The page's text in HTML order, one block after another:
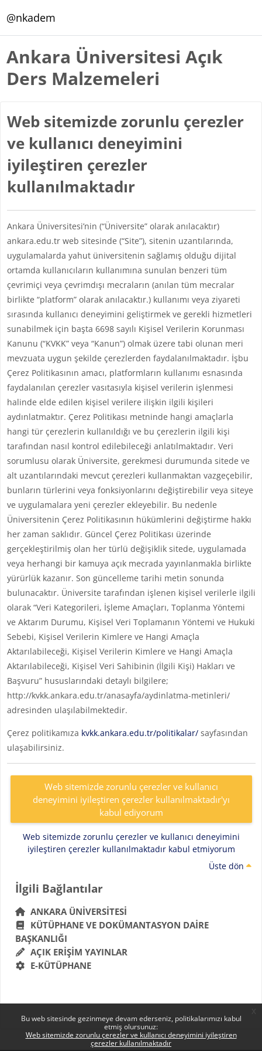
Bu web sitesinde gezinmeye devam ederseniz, politikalarımızı kabul
etmiş olursunuz:
Web sitemizde zorunlu çerezler ve kullanıcı deneyimini iyileştiren
çerezler kullanılmaktadır
@nkadem
Ankara Üniversitesi Açık
Ders Malzemeleri
Web sitemizde zorunlu çerezler
ve kullanıcı deneyimini
iyileştiren çerezler
kullanılmaktadır
Ankara Üniversitesi’nin (“Üniversite” olarak anılacaktır)
ankara.edu.tr web sitesinde (“Site”), sitenin uzantılarında,
uygulamalarda yahut üniversitenin sağlamış olduğu dijital
ortamda kullanıcıların kullanımına sunulan benzeri tüm
çevrimiçi veya çevrimdışı mecraların (anılan tüm mecralar
birlikte “platform” olarak anılacaktır.) kullanımı veya ziyareti
sırasında kullanıcı deneyimini geliştirmek ve gerekli hizmetleri
sunabilmek için başta 6698 sayılı Kişisel Verilerin Korunması
Kanunu (“KVKK” veya “Kanun”) olmak üzere tabi olunan meri
mevzuata uygun şekilde çerezlerden faydalanılmaktadır. İşbu
Çerez Politikasının amacı, platformların kullanımı esnasında
faydalanılan çerezler vasıtasıyla kişisel verilerin işlenmesi
halinde elde edilen kişisel verilere ilişkin ilgili kişileri
aydınlatmaktır. Çerez Politikası metninde hangi amaçlarla
hangi tür çerezlerin kullanıldığı ve bu çerezlerin ilgili kişi
tarafından nasıl kontrol edilebileceği anlatılmaktadır. Veri
sorumlusu olarak Üniversite, gerekmesi durumunda sitede ve
alt uzantılarındaki mevcut çerezleri kullanmaktan vazgeçebilir,
bunların türlerini veya fonksiyonlarını değiştirebilir veya siteye
ve uygulamalara yeni çerezler ekleyebilir. Bu nedenle
Üniversitenin Çerez Politikasının hükümlerini değiştirme hakkı
her zaman saklıdır. Güncel Çerez Politikası üzerinde
gerçekleştirilmiş olan her türlü değişiklik sitede, uygulamada
veya herhangi bir kamuya açık mecrada yayınlanmakla birlikte
yürürlük kazanır. Son güncelleme tarihi metin sonunda
bulunacaktır. Üniversite tarafından işlenen kişisel verilerle ilgili
olarak “Veri Kategorileri, İşleme Amaçları, Toplanma Yöntemi
ve Aktarım Durumu, Kişisel Veri Toplamanın Yöntemi ve Hukuki
Sebebi, Kişisel Verilerin Kimlere ve Hangi Amaçla
Aktarılabileceği, Kişisel Verilerin Kimlere ve Hangi Amaçla
Aktarılabileceği, Kişisel Veri Sahibinin (İlgili Kişi) Hakları ve
Başvuru” hususlarındaki detaylı bilgilere;
http://kvkk.ankara.edu.tr/anasayfa/aydinlatma-metinleri/
adresinden ulaşılabilmektedir.
Çerez politikamıza kvkk.ankara.edu.tr/politikalar/sayfasından
ulaşabilirsiniz.
Web sitemizde zorunlu çerezler ve kullanıcı
deneyimini iyileştiren çerezler kullanılmaktadır'yı
kabul ediyorum
Web sitemizde zorunlu çerezler ve kullanıcı deneyimini
iyileştiren çerezler kullanılmaktadır kabul etmiyorum
Üste dön
Bloklar
İlgili Bağlantılar 'yı atla
İlgili Bağlantılar
ANKARA ÜNIVERSITESI
KÜTÜPHANE VE DOKÜMANTASYON DAIRE
BAŞKANLIĞI
AÇIK ERIŞIM YAYINLAR
E-KÜTÜPHANE